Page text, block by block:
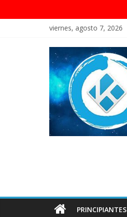
viernes, agosto 7, 2026
PRINCIPIANTES